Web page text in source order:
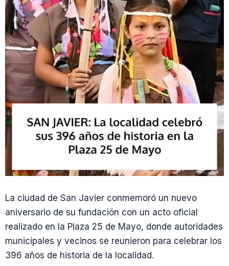
La ciudad de San Javier conmemoró un nuevo
aniversario de su fundación con un acto oficial
realizado en la Plaza 25 de Mayo, donde autoridades
municipales y vecinos se reunieron para celebrar los
396 años de historia de la localidad.